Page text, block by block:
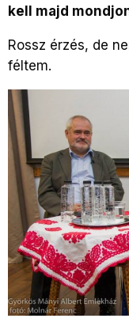
kell majd
Rossz érzés, de
féltem.